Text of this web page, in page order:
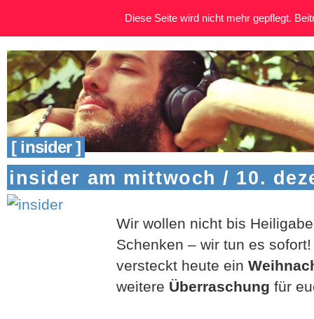
[ insider ]
insider am mittwoch / 10.
Wir wollen nicht bis
Schenken – wir tun es
versteckt heute ein
weitere Überraschung für
Diese Seite wird nicht mehr gepflegt.